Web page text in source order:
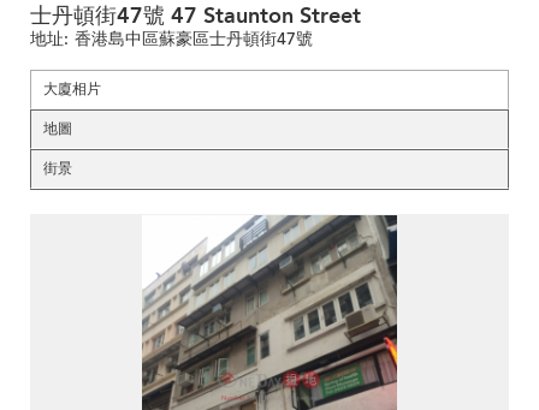
士丹頓街47號 47 Staunton Street
地址: 香港島中區蘇豪區士丹頓街47號
大廈相片
地圖
街景